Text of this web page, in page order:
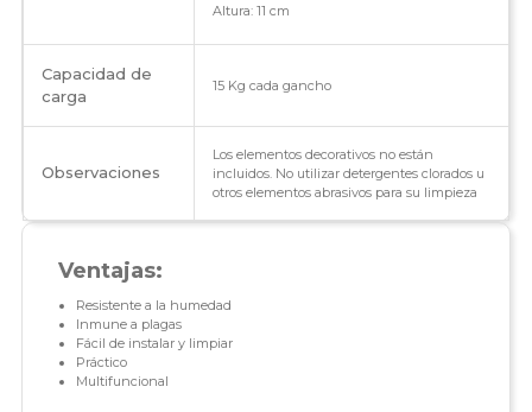
Altura: 11 cm
Capacidad de
carga
15 Kg cada gancho
Observaciones
Los elementos decorativos no están
incluidos. No utilizar detergentes clorados u
otros elementos abrasivos para su limpieza
Ventajas:
Resistente a la humedad
Inmune a plagas
Fácil de instalar y limpiar
Práctico
Multifuncional